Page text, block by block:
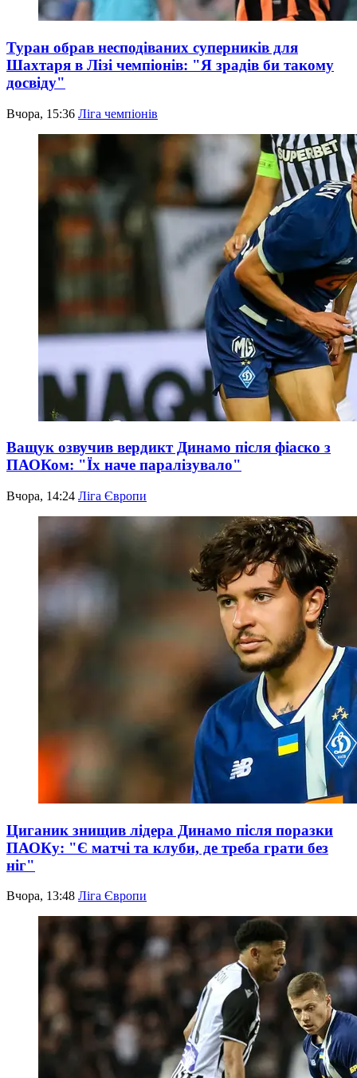
Туран обрав несподіваних суперників для
Шахтаря в Лізі чемпіонів: "Я зрадів би такому
досвіду"
Вчора, 15:36 Ліга чемпіонів
Ващук озвучив вердикт Динамо після фіаско з
ПАОКом: "Їх наче паралізувало"
Вчора, 14:24 Ліга Європи
Циганик знищив лідера Динамо після поразки
ПАОКу: "Є матчі та клуби, де треба грати без
ніг"
Вчора, 13:48 Ліга Європи